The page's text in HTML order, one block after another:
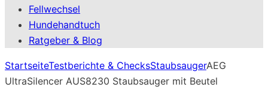
Fellwechsel
Hundehandtuch
Ratgeber & Blog
StartseiteTestberichte & ChecksStaubsaugerAEG
UltraSilencer AUS8230 Staubsauger mit Beutel